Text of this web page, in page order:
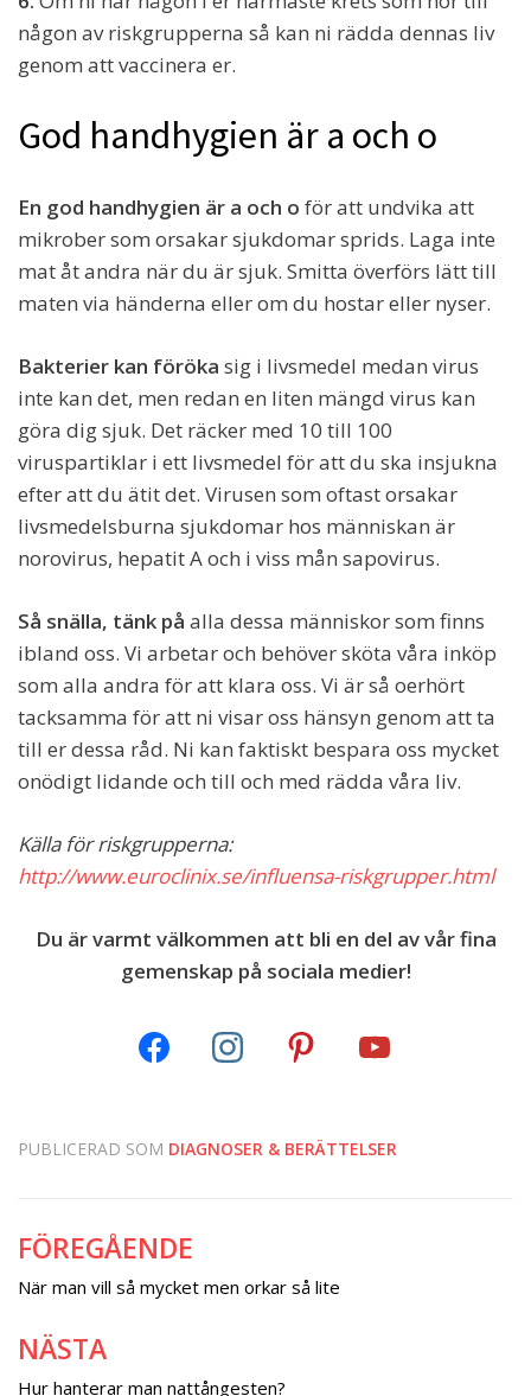
någon av riskgrupperna så kan ni rädda dennas liv
genom att vaccinera er.
God handhygien är a och o
En god handhygien är a och o för att undvika att
mikrober som orsakar sjukdomar sprids. Laga inte
mat åt andra när du är sjuk. Smitta överförs lätt till
maten via händerna eller om du hostar eller nyser.
Bakterier kan föröka sig i livsmedel medan virus
inte kan det, men redan en liten mängd virus kan
göra dig sjuk. Det räcker med 10 till 100
viruspartiklar i ett livsmedel för att du ska insjukna
efter att du ätit det. Virusen som oftast orsakar
livsmedelsburna sjukdomar hos människan är
norovirus, hepatit A och i viss mån sapovirus.
Så snälla, tänk på alla dessa människor som finns
ibland oss. Vi arbetar och behöver sköta våra inköp
som alla andra för att klara oss. Vi är så oerhört
tacksamma för att ni visar oss hänsyn genom att ta
till er dessa råd. Ni kan faktiskt bespara oss mycket
onödigt lidande och till och med rädda våra liv.
Källa för riskgrupperna:
http://www.euroclinix.se/influensa-riskgrupper.html
Du är varmt välkommen att bli en del av vår fina
gemenskap på sociala medier!
PUBLICERAD SOM DIAGNOSER & BERÄTTELSER
Inläggsnavigering
FÖREGÅENDE
När man vill så mycket men orkar så lite
NÄSTA
Hur hanterar man nattångesten?